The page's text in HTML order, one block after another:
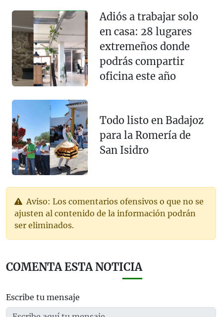
Adiós a trabajar solo
en casa: 28 lugares
extremeños donde
podrás compartir
oficina este año
Todo listo en Badajoz
para la Romería de
San Isidro
Aviso: Los comentarios ofensivos o que no se
ajusten al contenido de la información podrán
ser eliminados.
COMENTA ESTA NOTICIA
Escribe tu mensaje